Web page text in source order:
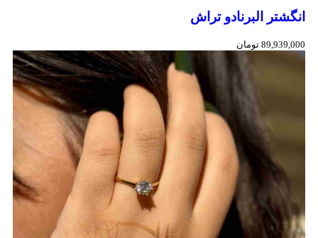
انگشتر البرنادو تراش
89,939,000 تومان